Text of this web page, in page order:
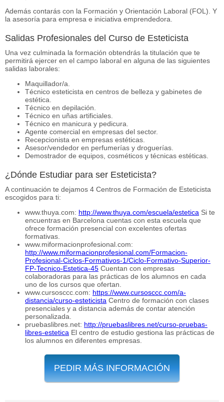
Además contarás con la Formación y Orientación Laboral (FOL). Y
la asesoría para empresa e iniciativa emprendedora.
Salidas Profesionales del Curso de Esteticista
Una vez culminada la formación obtendrás la titulación que te
permitirá ejercer en el campo laboral en alguna de las siguientes
salidas laborales:
Maquillador/a.
Técnico esteticista en centros de belleza y gabinetes de
estética.
Técnico en depilación.
Técnico en uñas artificiales.
Técnico en manicura y pedicura.
Agente comercial en empresas del sector.
Recepcionista en empresas estéticas.
Asesor/vendedor en perfumerías y droguerías.
Demostrador de equipos, cosméticos y técnicas estéticas.
¿Dónde Estudiar para ser Esteticista?
A continuación te dejamos 4 Centros de Formación de Esteticista
escogidos para ti:
www.thuya.com: http://www.thuya.com/escuela/estetica Si te
encuentras en Barcelona cuentas con esta escuela que
ofrece formación presencial con excelentes ofertas
formativas.
www.miformacionprofesional.com:
http://www.miformacionprofesional.com/Formacion-
Profesional-Ciclos-Formativos-1/Ciclo-Formativo-Superior-
FP-Tecnico-Estetica-45 Cuentan con empresas
colaboradoras para las prácticas de los alumnos en cada
uno de los cursos que ofertan.
www.cursosccc.com: https://www.cursosccc.com/a-
distancia/curso-esteticista Centro de formación con clases
presenciales y a distancia además de contar atención
personalizada.
pruebaslibres.net: http://pruebaslibres.net/curso-pruebas-
libres-estetica El centro de estudio gestiona las prácticas de
los alumnos en diferentes empresas.
PEDIR MÁS INFORMACIÓN